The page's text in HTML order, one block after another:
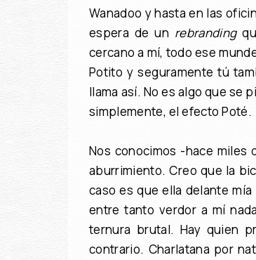
Wanadoo y hasta en las
espera de un rebranding
cercano a mí, todo ese
Potito y seguramente tú
llama así. No es algo que se
simplemente, el efecto Poté.
Nos conocimos -hace miles
aburrimiento. Creo que la
caso es que ella delante
entre tanto verdor a mí
ternura brutal. Hay quien
contrario. Charlatana por